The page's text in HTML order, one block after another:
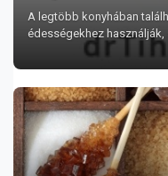
A legtöbb konyhában
édességekhez használják,